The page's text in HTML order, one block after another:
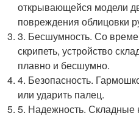
открывающейся модели
повреждения облицовки
3. Бесшумность. Со
скрипеть, устройство
плавно и бесшумно.
4. Безопасность.
или ударить палец.
5. Надежность. Складные